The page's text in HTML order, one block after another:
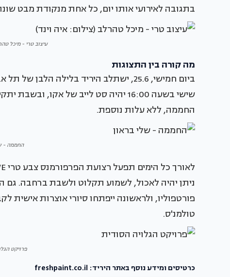
בתגובה לאירועי אותו יום, כל אחת מנקודת מבט
עיצוב טרי - מיכל
מה קורה בין התצוגות
ביום חמישי, 25.6, ישתלב היריד בלילה
שישי בשעה 16:00 יהיה סט לייב של אקו,
החממה, ללא עלות נוספת.
החממה -
ניתן יהיה לאכול, לשמוע תקלוט ולשבת ברחבה. גם
פורטפוליו, ולראשונה ייפתחו סיורי אוצרות
טולמנ'ס.
פרויקט
כרטיסים ומידע נוסף באתר היריד: freshpaint.co.il